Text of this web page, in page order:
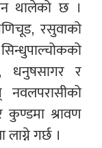
थालेको छ ।
रसुवाको
धनुषसागर र
नवलपरासीको
कुण्डमा श्रावण
गर्छ ।